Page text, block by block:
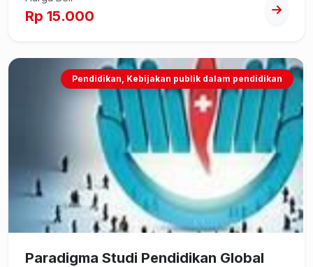
Rp 15.000
Pendidikan, Kebijakan publik dalam pendidikan
Paradigma Studi Pendidikan Global